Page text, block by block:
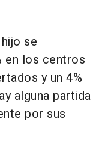
se
en los centros
y un 4%
alguna partida
por sus